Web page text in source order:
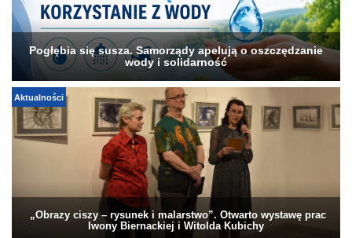
Pogłębia się susza. Samorządy apelują o oszczędzanie
wody i solidarność
Aktualności
„Obrazy ciszy – rysunek i malarstwo”. Otwarto wystawę prac
Iwony Biernackiej i Witolda Kubichy